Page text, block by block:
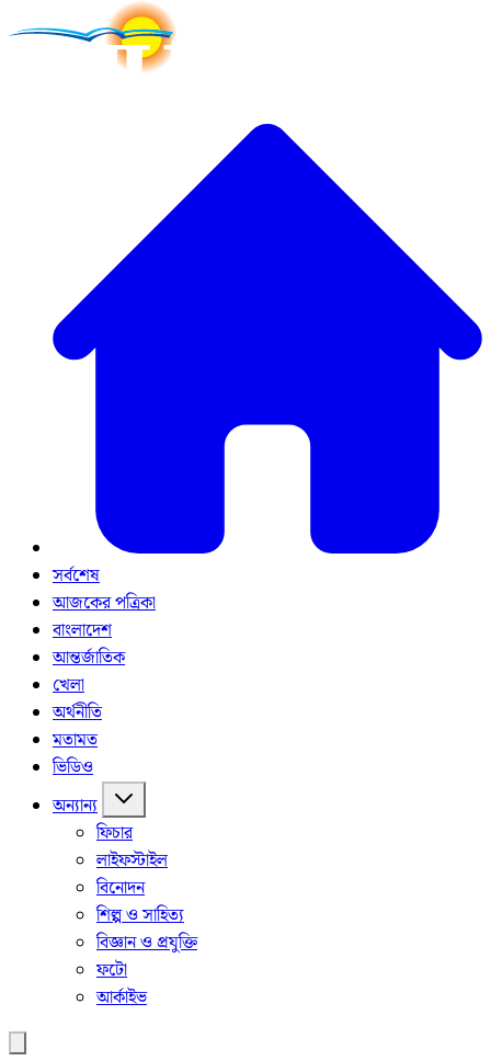
সর্বশেষ
আজকের পত্রিকা
বাংলাদেশ
আন্তর্জাতিক
খেলা
অর্থনীতি
মতামত
ভিডিও
অন্যান্য
ফিচার
লাইফস্টাইল
বিনোদন
শিল্প ও সাহিত্য
বিজ্ঞান ও প্রযুক্তি
ফটো
আর্কাইভ